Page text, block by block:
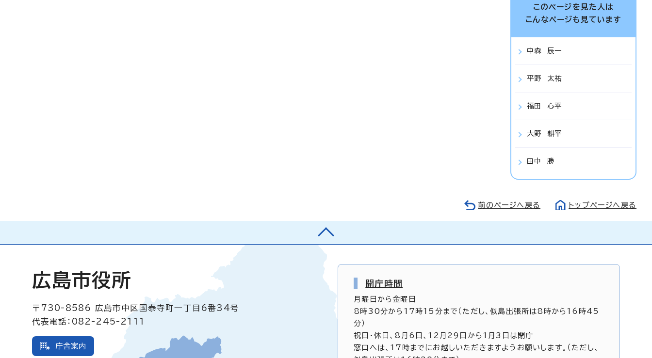
このページを見た人は
こんなページも見ています
中森 辰一
平野 太祐
福田 心平
大野 耕平
田中 勝
前のページへ戻る トップページへ戻る
広島市役所
〒730-8586
広島市中区国泰寺町一丁目6番34号
代表電話：082-245-2111
庁舎案内
開庁時間
月曜日から金曜日
8時30分から17時15分まで（ただし、似島出張所は8時から16時45
分）
祝日・休日、8月6日、12月29日から1月3日は閉庁
窓口へは、17時までにお越しいただきますようお願いします。（ただし、